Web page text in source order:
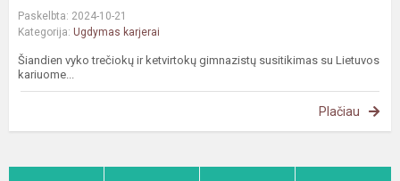
Paskelbta: 2024-10-21
Kategorija: Ugdymas karjerai
Šiandien vyko trečiokų ir ketvirtokų gimnazistų susitikimas su Lietuvos
kariuome...
Plačiau